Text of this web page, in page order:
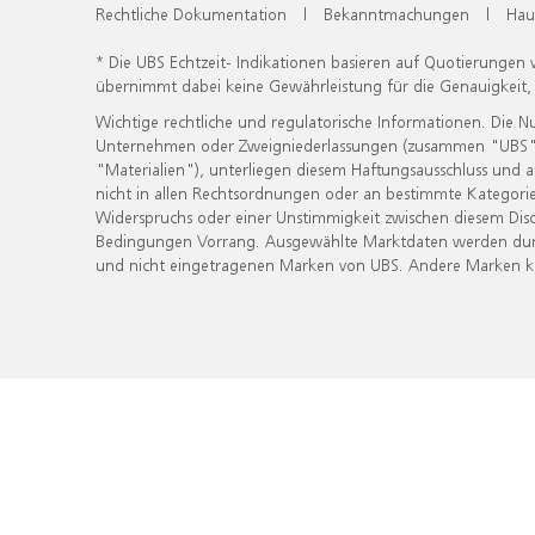
Rechtliche Dokumentation | Bekanntmachungen |
* Die UBS Echtzeit- Indikationen basieren auf
übernimmt dabei keine Gewährleistung für die
Wichtige rechtliche und regulatorische Informationen. Die
Unternehmen oder Zweigniederlassungen (zusammen
"Materialien"), unterliegen diesem Haftungsausschluss
nicht in allen Rechtsordnungen oder an bestimmte
Widerspruchs oder einer Unstimmigkeit zwischen diesem
Bedingungen Vorrang. Ausgewählte Marktdaten werden
und nicht eingetragenen Marken von UBS. Andere Marken